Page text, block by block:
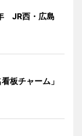
JR西・広島
板チャーム」